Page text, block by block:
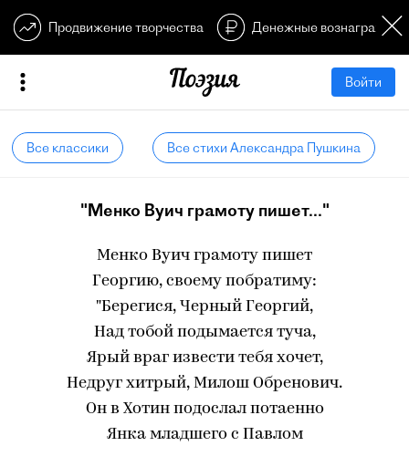
Продвижение творчества Денежные
Войти
Все классики Все стихи Александра Пушкина
"Менко Вуич грамоту пишет..."
Менко Вуич грамоту пишет
Георгию, своему побратиму:
"Берегися, Черный Георгий,
Над тобой подымается туча,
Ярый враг извести тебя хочет,
Недруг хитрый, Милош Обренович.
Он в Хотин подослал потаенно
Янка младшего с Павлом